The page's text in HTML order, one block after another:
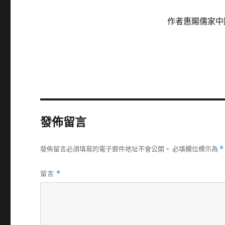
作者惠賜儒家中
發佈留言
發佈留言必須填寫的電子郵件地址不會公開。 必填欄位標示為 *
留言 *